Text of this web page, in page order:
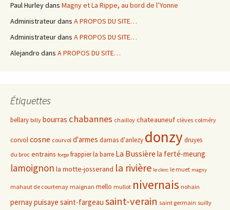
Paul Hurleydans Magny et La Rippe, au bord de l’Yonne
Administrateurdans A PROPOS DU SITE…
Administrateurdans A PROPOS DU SITE…
Alejandro dans A PROPOS DU SITE…
Étiquettes
bellary billy bourras chabannes chailloy chateauneuf clèves colméry
corvolcosne courvol d'armes damas d'anlezy donzydruyes
du broc entrains forge frappierla barre La Bussière la ferté-meung
lamoignon la motte-josserand la rivière le clerc le muet magny
mahaut de courtenay maignan mello mullot nivernais nohain
pernaypuisaye saint-fargeau saint-verain saint germain suilly